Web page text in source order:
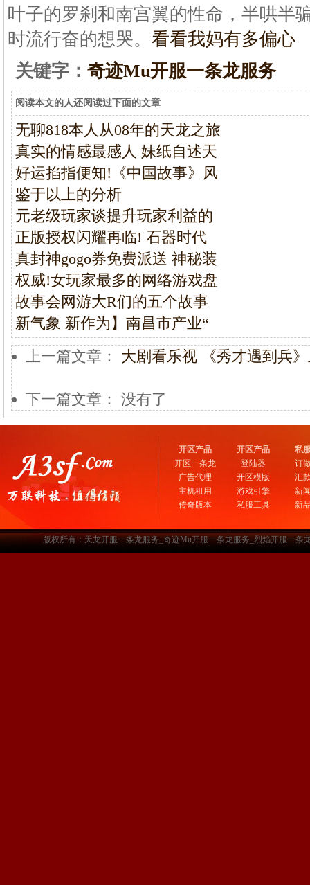
叶子的罗刹和南宫翼的性命，半哄半
时流行奋的想哭。 看看我妈有多偏心
关键字： 奇迹Mu开服一条龙服务
阅读本文的人还阅读过下面的文章
无聊818本人从08年的天龙之旅
真实的情感最感人 妹纸自述天
好运掐指便知!《中国故事》风
鉴于以上的分析
元老级玩家谈提升玩家利益的
正版授权闪耀再临! 石器时代
真封神gogo券免费派送 神秘装
权威!女玩家最多的网络游戏盘
故事会网游大R们的五个故事
新气象 新作为】南昌市产业“
上一篇文章： 大剧看乐视 《秀才遇到兵
下一篇文章： 没有了
开区产品
开区一条龙
广告代理
主机租用
传奇版本
开区产品
登陆器
开区模版
游戏引擎
私服工具
私
订
汇
新
新
版权所有：天龙开服一条龙服务_奇迹Mu开服一条龙服务_烈焰开服一条